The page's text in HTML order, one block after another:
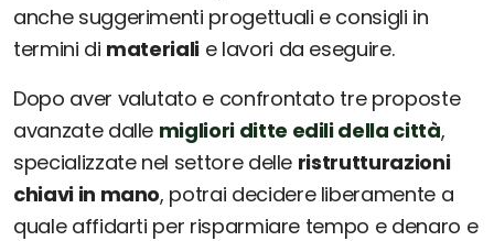
anche suggerimenti progettuali e consigli in
termini di materiali e lavori da eseguire.
Dopo aver valutato e confrontato tre proposte
avanzate dalle migliori ditte edili della città,
specializzate nel settore delle ristrutturazioni
chiavi in mano, potrai decidere liberamente a
quale affidarti per risparmiare tempo e denaro e